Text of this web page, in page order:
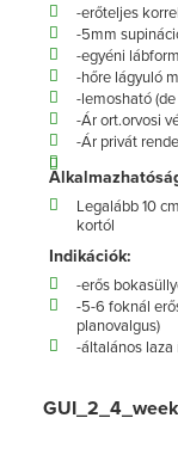
-erőteljes
-5mm
-egyéni
-hőre lágyuló
-lemosható
-Ár ort.orvosi
-Ár privát
Legalább 10
kortól
Indikációk:
-erős
-5-6 foknál
planovalgus)
-általános